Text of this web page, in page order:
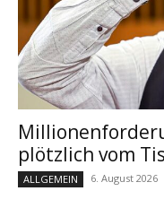
plötzlich vom
ALLGEMEIN 6. August 2026